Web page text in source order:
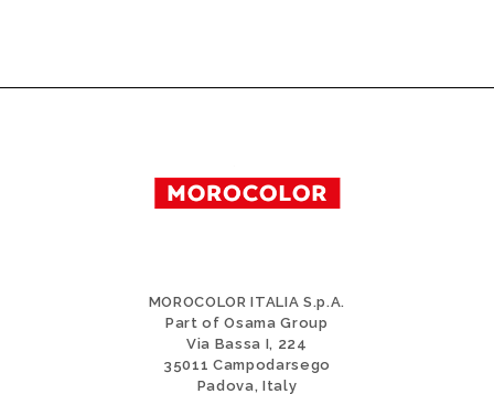
MOROCOLOR ITALIA S.p.A.
Part of Osama Group
Via Bassa I, 224
35011 Campodarsego
Padova, Italy